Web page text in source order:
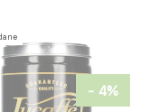
- 4%